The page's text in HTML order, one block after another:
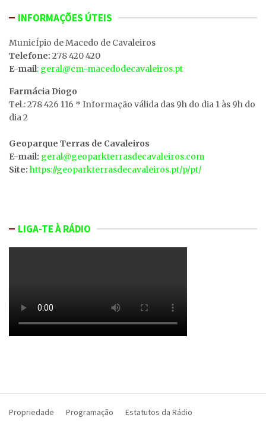
INFORMAÇÕES ÚTEIS
MunicÍpio de Macedo de Cavaleiros
Telefone: 278 420 420
E-mail: geral@cm-macedodecavaleiros.pt
Farmácia Diogo
Tel.: 278 426 116 * Informação válida das 9h do dia 1 às 9h do
dia 2
Geoparque Terras de Cavaleiros
E-mail: geral@geoparkterrasdecavaleiros.com
Site: https://geoparkterrasdecavaleiros.pt/p/pt/
LIGA-TE À RÁDIO
Propriedade Programação Estatutos da Rádio